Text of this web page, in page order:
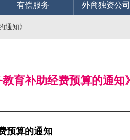
有偿服务 外商独资公
通知》
育补助经费预算的通知》
预算的通知